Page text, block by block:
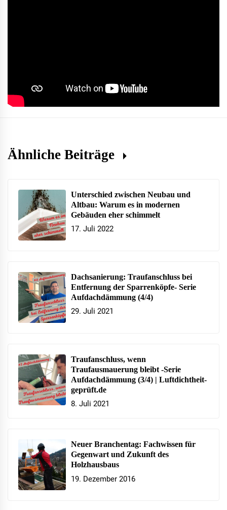
Ähnliche Beiträge
Unterschied zwischen Neubau und
Altbau: Warum es in modernen
Gebäuden eher schimmelt
17. Juli 2022
Dachsanierung: Traufanschluss bei
Entfernung der Sparrenköpfe- Serie
Aufdachdämmung (4/4)
29. Juli 2021
Traufanschluss, wenn
Traufausmauerung bleibt -Serie
Aufdachdämmung (3/4) | Luftdichtheit-
geprüft.de
8. Juli 2021
Neuer Branchentag: Fachwissen für
Gegenwart und Zukunft des
Holzhausbaus
19. Dezember 2016